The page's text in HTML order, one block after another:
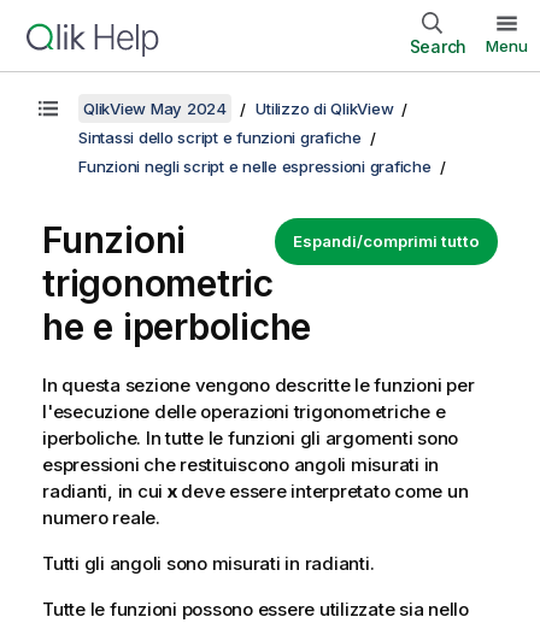
Search Menu
QlikView May 2024
Utilizzo di QlikView
Sintassi dello script e funzioni grafiche
Funzioni negli script e nelle espressioni grafiche
Espandi/comprimi tutto
Funzioni
trigonometric
he e iperboliche
In questa sezione vengono descritte le funzioni per
l'esecuzione delle operazioni trigonometriche e
iperboliche. In tutte le funzioni gli argomenti sono
espressioni che restituiscono angoli misurati in
radianti, in cui xdeve essere interpretato come un
numero reale.
Tutti gli angoli sono misurati in radianti.
Tutte le funzioni possono essere utilizzate sia nello